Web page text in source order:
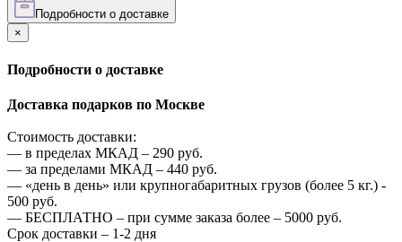
Подробности о доставке
×
Подробности о доставке
Доставка подарков по Москве
Стоимость доставки:
— в пределах МКАД – 290 руб.
— за пределами МКАД – 440 руб.
— «день в день» или крупногабаритных грузов (более 5 кг.) -
500 руб.
— БЕСПЛАТНО – при сумме заказа более – 5000 руб.
Срок доставки – 1-2 дня